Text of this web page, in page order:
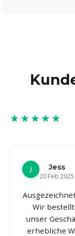
★★★★★
J
Jess
20 Feb 2025
Wir
unser
erhebliche